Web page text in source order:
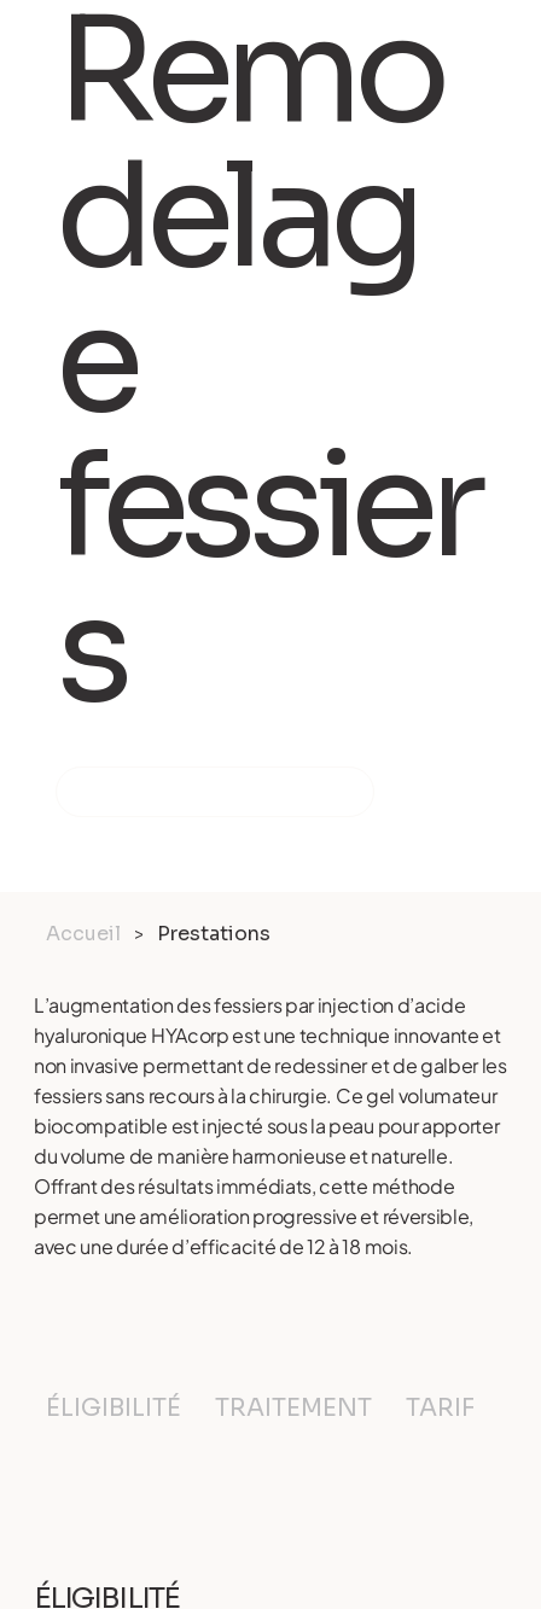
Remo
delag
e
fessier
s
Accueil > Prestations
L’augmentation des fessiers par injection d’acide
hyaluronique HYAcorp est une technique innovante et
non invasive permettant de redessiner et de galber les
fessiers sans recours à la chirurgie. Ce gel volumateur
biocompatible est injecté sous la peau pour apporter
du volume de manière harmonieuse et naturelle.
Offrant des résultats immédiats, cette méthode
permet une amélioration progressive et réversible,
avec une durée d’efficacité de 12 à 18 mois.
ÉLIGIBILITÉ
ÉLIGIBILITÉ TRAITEMENT TARIF